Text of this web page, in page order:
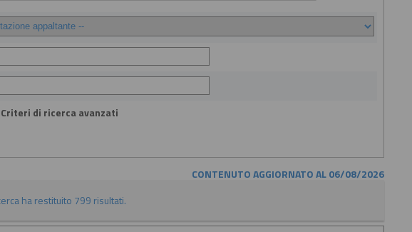
Criteri di ricerca avanzati
CONTENUTO AGGIORNATO AL 06/08/2026
ha restituito 799 risultati.